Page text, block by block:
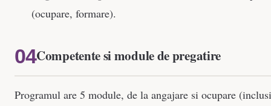
(ocupare, formare).
Competente si module de pregatire
Programul are 5 module, de la angajare si ocupare